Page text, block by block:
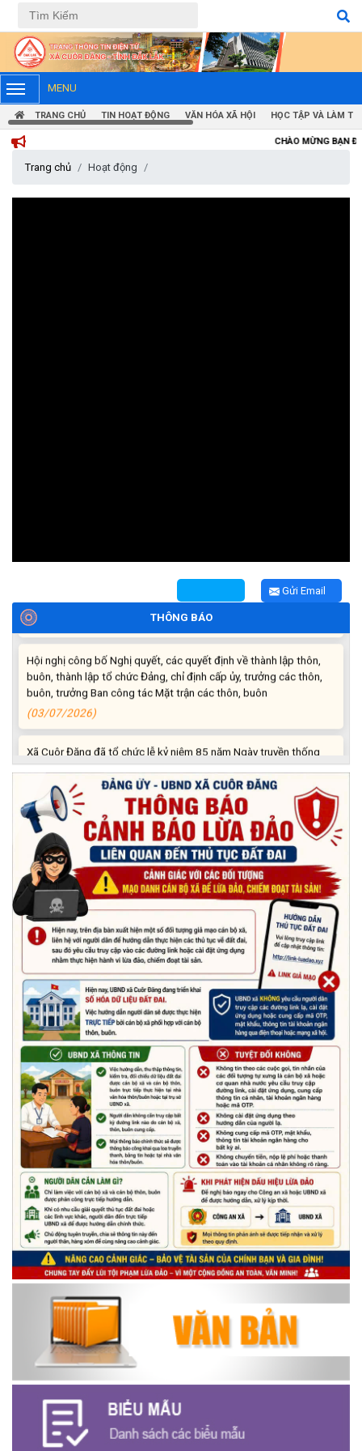
Tiếng Việt Tiếng Anh
MENU
TRANG CHỦ TIN HOẠT ĐỘNG VĂN HÓA XÃ HỘI HỌC TẬP VÀ LÀM
CHÀO MỪNG BẠN ĐẾN VỚI
Trang chủ Hoạt động
Gửi Email
THÔNG BÁO
Triển khai xây dựng mô hình “Trồng tái canh Cà phê Vối” năm
(06/07/2026)
Hội nghị công bố Nghị quyết, các quyết định về thành lập thôn,
buôn, thành lập tổ chức Đảng, chỉ định cấp ủy, trưởng các thôn,
buôn, trưởng Ban công tác Mặt trận các thôn, buôn
(03/07/2026)
Xã Cuôr Đăng đã tổ chức lễ kỷ niệm 85 năm Ngày truyền thống
Người cao tuổi Việt Nam (06/06/1941-06/06/2026) và tổ
chức mừng thọ, chúc thọ Người cao tuổi trên địa bàn xã.
(05/06/2026)
PHÁT ĐỘNG THAM GIA CUỘC THI “ỨNG DỤNG TRÍ TUỆ NHÂN
TẠO VÀO CUỘC SỐNG – AI FOR LIFE 2026” TRÊN ĐỊA BÀN
TỈNH ĐẮK LẮK
(29/05/2026)
Nhiệt liệt chào mừng Ngày Khoa học, Công nghệ và Đổi mới
sáng tạo Việt Nam 18/5"
(15/05/2026)
Chương trình đối thoại giữa lãnh đạo UBND xã với thanh niên,
thiếu nhi trên địa bàn xã năm 2026
(14/05/2026)
Chương trình kỷ niệm 85 năm ngày thành lập Đội TNTP Hồ Chí
Minh (15/05/1941 – 15/05/2026) và kỷ niệm 136 năm ngày
sinh Chủ tịch Hồ Chí Minh (19/05/1890 – 19/05/2026).
(14/05/2026)
Tuyển dụng lao động
(07/05/2026)
Thông báo về thực hiện Luật tương trợ tư pháp về dân sự và
các văn bản quy định chi tiết, hướng dẫn thi hành
(04/08/2026)
Thông báo cảnh báo lừa đảo liên quan đến thủ tục đất đai
(24/07/2026)
Triển khai xây dựng mô hình “Trồng tái canh Cà phê Vối” năm
2026 tại các hộ nông dân trên địa bàn xã
(06/07/2026)
Hội nghị công bố Nghị quyết, các quyết định về thành lập thôn,